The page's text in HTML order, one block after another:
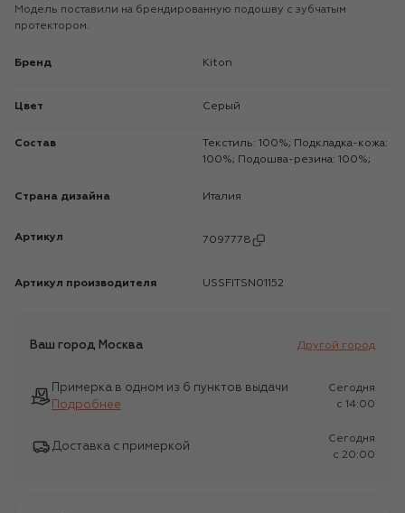
Модель поставили на брендированную подошву с зубчатым
протектором.
Бренд Kiton
Цвет Серый
Состав
Текстиль: 100%; Подкладка-кожа:
100%; Подошва-резина: 100%;
Страна дизайна Италия
Артикул 7097778
Артикул производителя USSFITSN01152
Ваш город Москва Другой город
Примерка в одном из 6 пунктов выдачи
Подробнее
Сегодня
c 14:00
Доставка с примеркой
Сегодня
c 20:00